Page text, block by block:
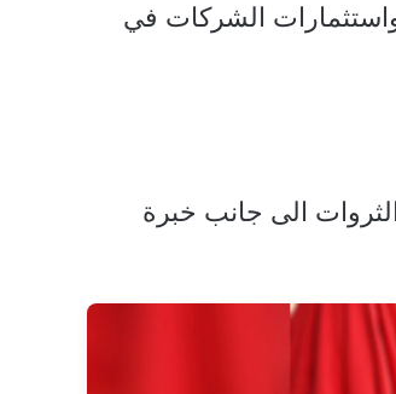
واستثمارات الشركات في
الى جانب خبرة